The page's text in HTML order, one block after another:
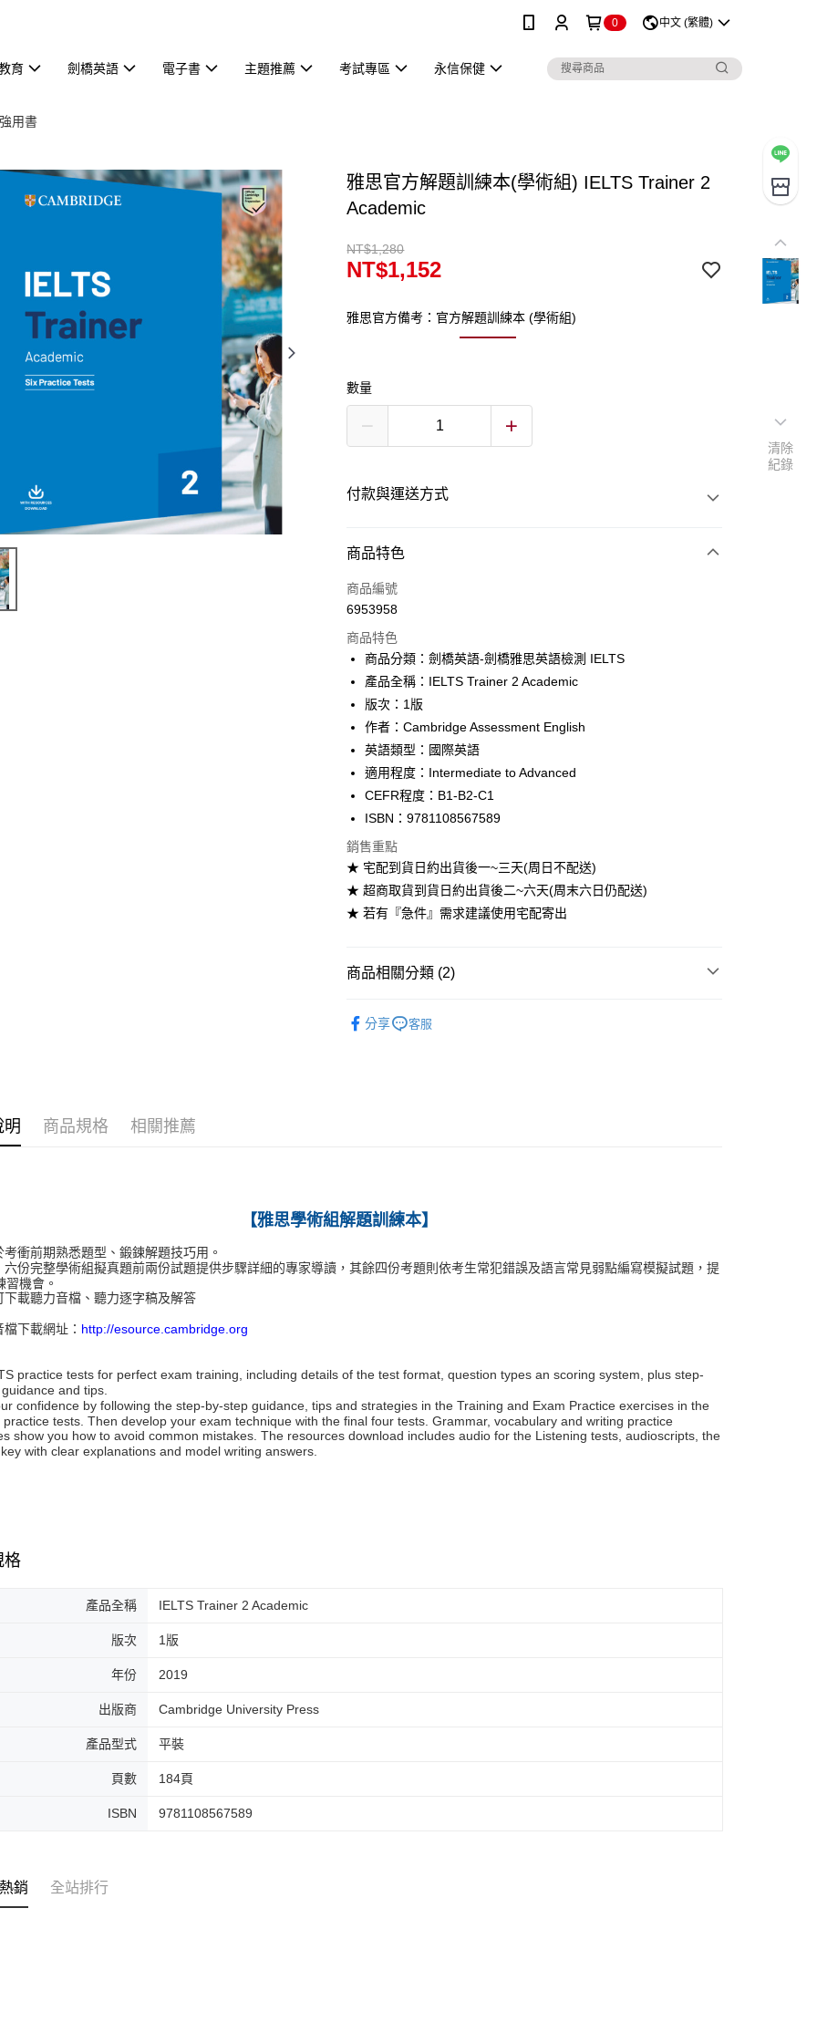
0 中文 (繁體)
育 劍橋英語 電子書 主題推薦 考試專區 永信保健
用書
雅思官方解題訓練本(學術組) IELTS Trainer 2
Academic
NT$1,280
NT$1,152
雅思官方備考：官方解題訓練本 (學術組)
數量
付款與運送方式
付款方式
信用卡一次付款
Apple Pay
Google Pay
ATM付款
運送方式
全家取貨付款
每筆NT$60
付款後全家取貨
每筆NT$60
每筆NT$60
商品特色
商品編號
6953958
商品特色
商品分類：劍橋英語-劍橋雅思英語檢測 IELTS
產品全稱：IELTS Trainer 2 Academic
版次：1版
作者：Cambridge Assessment English
英語類型：國際英語
適用程度：Intermediate to Advanced
CEFR程度：B1-B2-C1
ISBN：9781108567589
銷售重點
★ 宅配到貨日約出貨後一~三天(周日不配送)
★ 超商取貨到貨日約出貨後二~六天(周末六日仍配送)
★ 若有『急件』需求建議使用宅配寄出
商品相關分類 (2)
分享 客服
明 商品規格 相關推薦
【雅思學術組解題訓練本】
考衝前期熟悉題型、鍛鍊解題技巧用。
六份完整學術組擬真題前兩份試題提供步驟詳細的專家導讀，其餘四份考題則依考生常犯錯誤及語言常見弱點編寫模擬試題，提
習機會。
下載聽力音檔、聽力逐字稿及解答
下載網址： http://esource.cambridge.org
practice tests for perfect exam training, including details of the test format, question types an scoring system, plus step-
and tips.
confidence by following the step-by-step guidance, tips and strategies in the Training and Exam Practice exercises in the
practice tests. Then develop your exam technique with the final four tests. Grammar, vocabulary and writing practice
show you how to avoid common mistakes. The resources download includes audio for the Listening tests, audioscripts, the
with clear explanations and model writing answers.
格
產品全稱 IELTS Trainer 2 Academic
版次 1版
年份 2019
出版商 Cambridge University Press
產品型式 平裝
頁數 184頁
ISBN 9781108567589
銷 全站排行
清除
紀錄